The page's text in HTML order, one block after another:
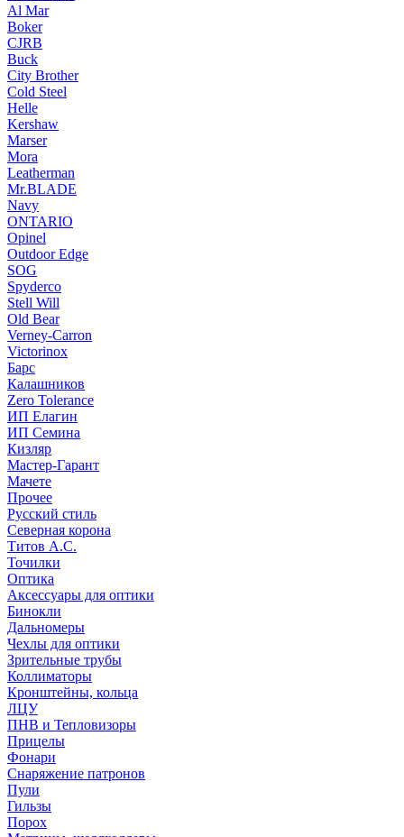
Al Mar
Boker
CJRB
Buck
City Brother
Cold Steel
Helle
Kershaw
Marser
Mora
Leatherman
Mr.BLADE
Navy
ONTARIO
Opinel
Outdoor Edge
SOG
Spyderco
Stell Will
Old Bear
Verney-Carron
Victorinox
Барс
Калашников
Zero Tolerance
ИП Елагин
ИП Семина
Кизляр
Мастер-Гарант
Мачете
Прочее
Русский стиль
Северная корона
Титов А.С.
Точилки
Оптика
Аксессуары для оптики
Бинокли
Дальномеры
Чехлы для оптики
Зрительные трубы
Коллиматоры
Кронштейны, кольца
ЛЦУ
ПНВ и Тепловизоры
Прицелы
Фонари
Снаряжение патронов
Пули
Гильзы
Порох